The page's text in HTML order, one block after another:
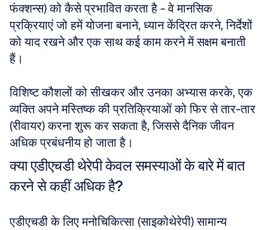
फंक्शन्स) को कैसे प्रभावित करता है - वे मानसिक
प्रक्रियाएं जो हमें योजना बनाने, ध्यान केंद्रित करने, निर्देशों
को याद रखने और एक साथ कई काम करने में सक्षम बनाती
हैं।
विशिष्ट कौशलों को सीखकर और उनका अभ्यास करके, एक
व्यक्ति अपने मस्तिष्क की प्रतिक्रियाओं को फिर से तार-तार
(रीवायर) करना शुरू कर सकता है, जिससे दैनिक जीवन
अधिक प्रबंधनीय हो जाता है।
क्या एडीएचडी थेरेपी केवल समस्याओं के बारे में बात
करने से कहीं अधिक है?
एडीएचडी के लिए मनोचिकित्सा (साइकोथेरेपी) सामान्य